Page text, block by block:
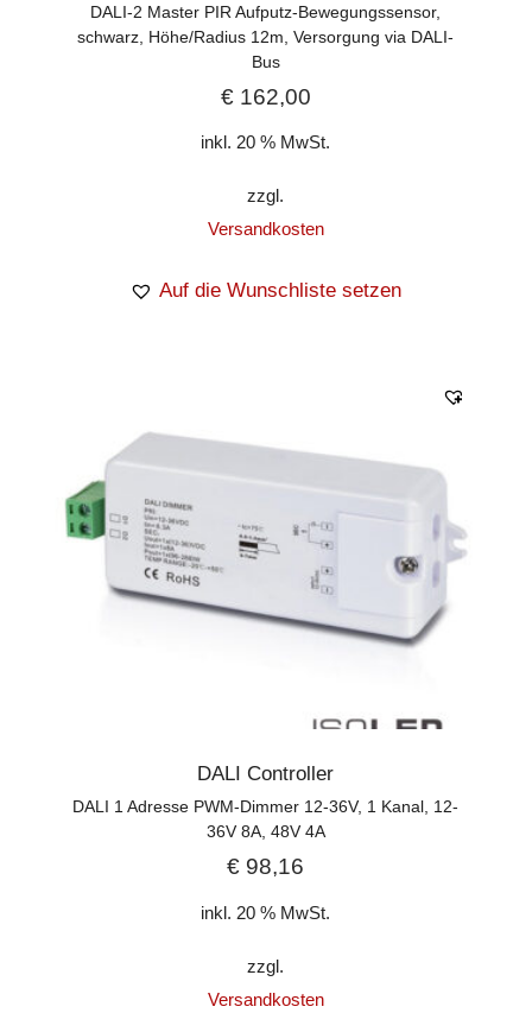
DALI-2 Master PIR Aufputz-Bewegungssensor,
schwarz, Höhe/Radius 12m, Versorgung via DALI-
Bus
€162,00
inkl. 20 % MwSt.
zzgl.
Versandkosten
Auf die Wunschliste setzen
DALI Controller
DALI 1 Adresse PWM-Dimmer 12-36V, 1 Kanal, 12-
36V 8A, 48V 4A
€ 98,16
inkl. 20 % MwSt.
zzgl.
Versandkosten